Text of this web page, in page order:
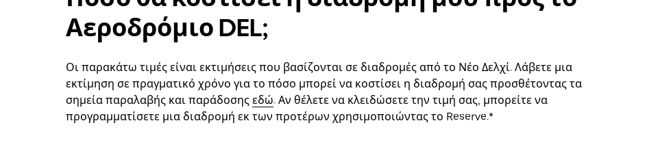
Αεροδρόμιο DEL;
Οι παρακάτω τιμές είναι εκτιμήσεις που βασίζονται σε διαδρομές από το Νέο Δελχί. Λάβετε μια
εκτίμηση σε πραγματικό χρόνο για το πόσο μπορεί να κοστίσει η διαδρομή σας προσθέτοντας τα
σημεία παραλαβής και παράδοσης εδώ. Αν θέλετε να κλειδώσετε την τιμή σας, μπορείτε να
προγραμματίσετε μια διαδρομή εκ των προτέρων χρησιμοποιώντας το Reserve.*